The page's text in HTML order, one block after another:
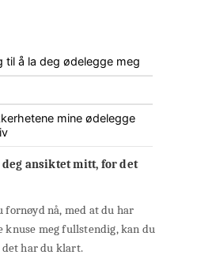
å la deg ødelegge meg
mine ødelegge
ansiktet mitt, for det
fornøyd nå, med at du har
knuse meg fullstendig, kan du
har du klart.